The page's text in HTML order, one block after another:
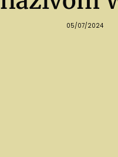
05/07/2024